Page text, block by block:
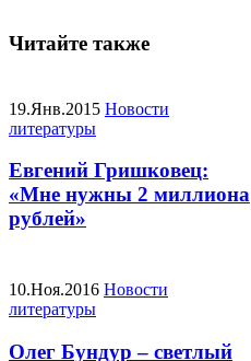
Читайте также
19.Янв.2015 Новости
литературы
Евгений Гришковец:
«Мне нужны 2 миллиона
рублей»
10.Ноя.2016 Новости
литературы
Олег Бундур – светлый